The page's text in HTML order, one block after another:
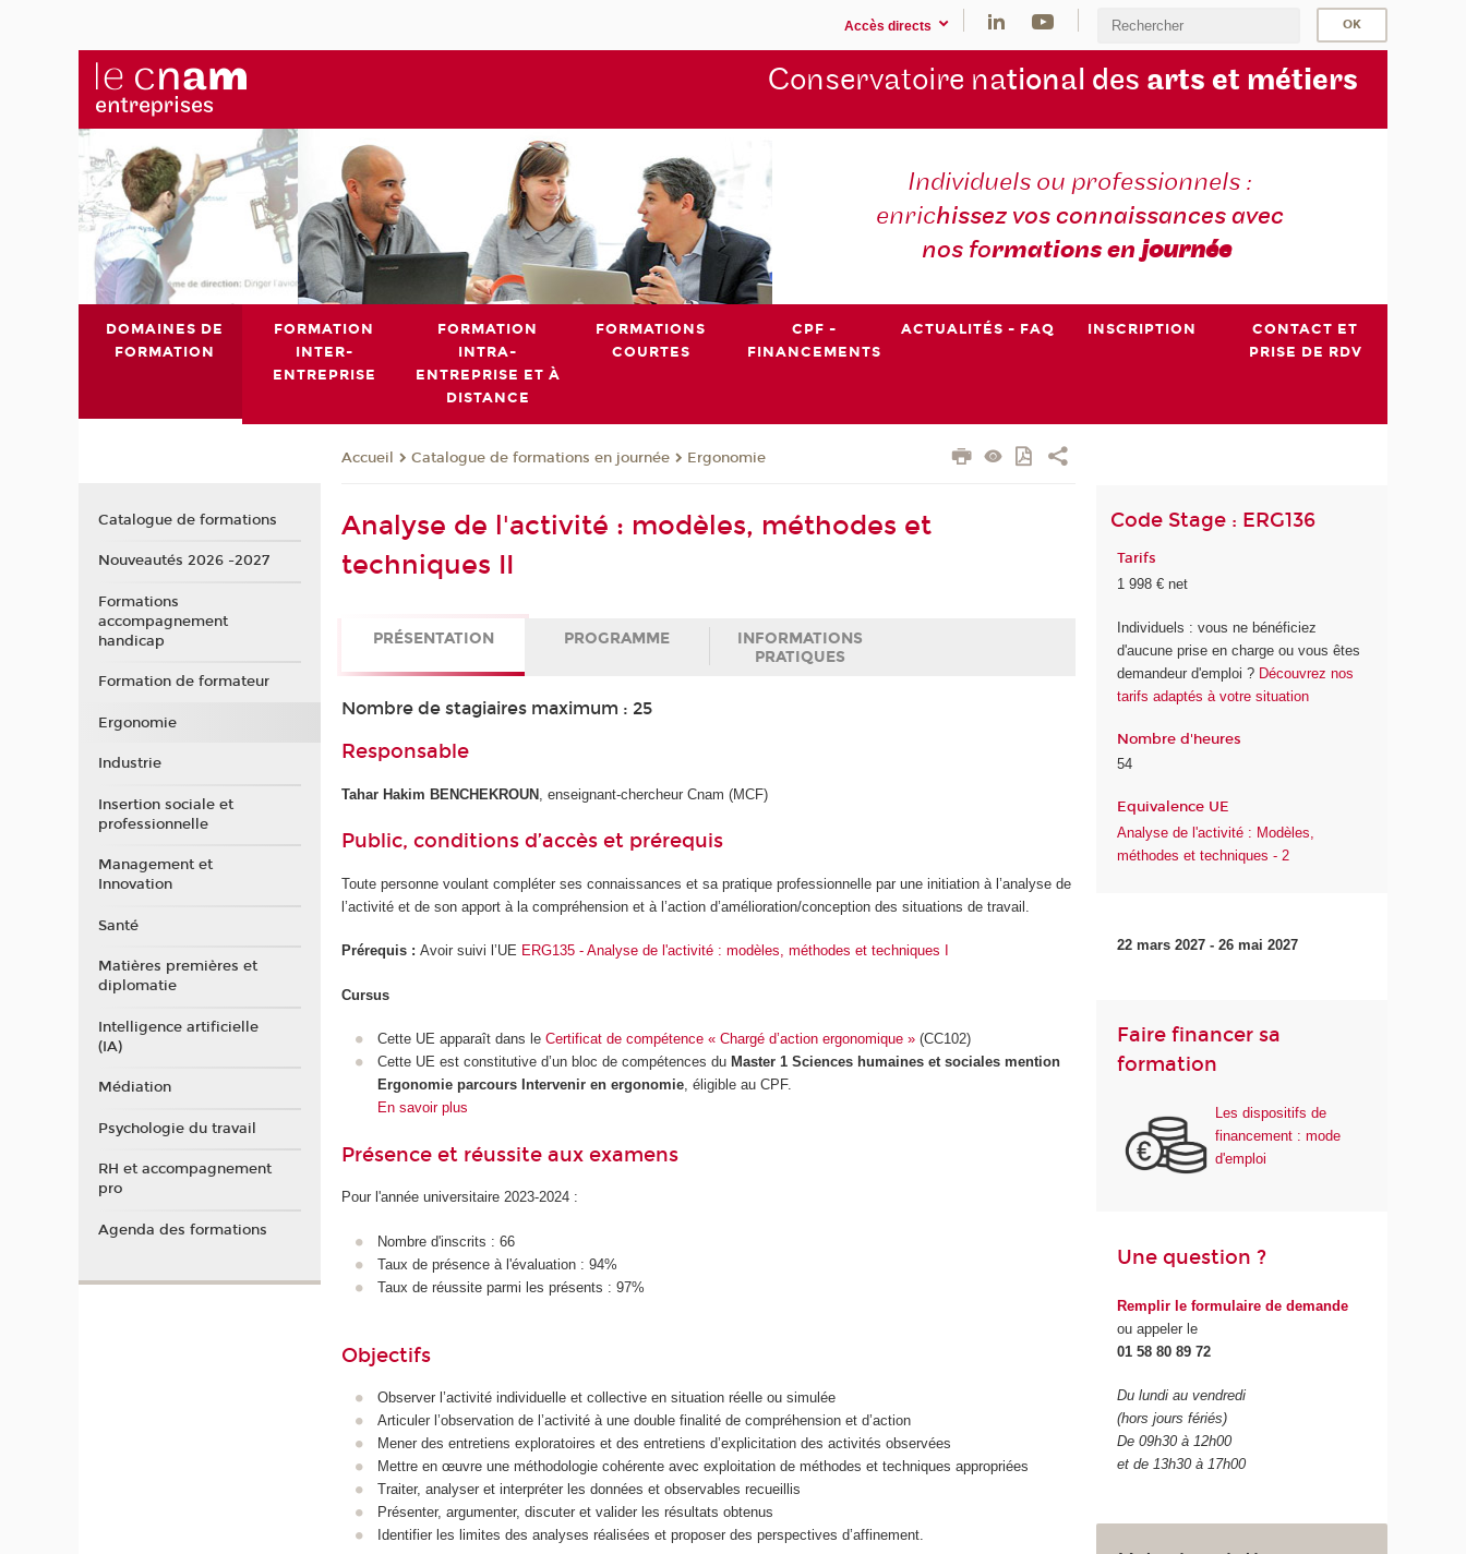
Accès directs
Conservatoire national des arts et métiers
Individuels ou professionnels :
enrichissez vos connaissances avec
nos formations enjournée
DOMAINES DE
FORMATION
FORMATION
INTER-
ENTREPRISE
FORMATION
INTRA-
ENTREPRISE ET À
DISTANCE
FORMATIONS
COURTES
CPF -
FINANCEMENTS
ACTUALITÉS - FAQ INSCRIPTION
CONTACT ET
PRISE DE RDV
Accueil Catalogue de formations en journée Ergonomie
Analyse de l'activité : modèles, méthodes et
techniques II
PRÉSENTATION PROGRAMME
INFORMATIONS
PRATIQUES
Nombre de stagiaires maximum : 25
Responsable
Tahar Hakim BENCHEKROUN , enseignant-chercheur Cnam (MCF)
Public, conditions d’accès et prérequis
Toute personne voulant compléter ses connaissances et sa pratique professionnelle par une initiation à l’analyse de
l’activité et de son apport à la compréhension et à l’action d’amélioration/conception des situations de travail.
Prérequis :Avoir suivi l’UE ERG135 - Analyse de l'activité : modèles, méthodes et techniques I
Cursus
Cette UE apparaît dans le Certificat de compétence « Chargé d’action ergonomique »(CC102)
Cette UE est constitutive d’un bloc de compétences du Master 1 Sciences humaines et sociales mention
Ergonomie parcours Intervenir en ergonomie, éligible au CPF.
En savoir plus
Présence et réussite aux examens
Pour l'année universitaire 2023-2024 :
Nombre d'inscrits : 66
Taux de présence à l'évaluation : 94%
Taux de réussite parmi les présents : 97%
Objectifs
Observer l’activité individuelle et collective en situation réelle ou simulée
Articuler l’observation de l’activité à une double finalité de compréhension et d’action
Mener des entretiens exploratoires et des entretiens d’explicitation des activités observées
Mettre en œuvre une méthodologie cohérente avec exploitation de méthodes et techniques appropriées
Traiter, analyser et interpréter les données et observables recueillis
Présenter, argumenter, discuter et valider les résultats obtenus
Identifier les limites des analyses réalisées et proposer des perspectives d’affinement.
Code Stage : ERG136
Tarifs
1 998 € net
Individuels : vous ne bénéficiez
d'aucune prise en charge ou vous êtes
demandeur d'emploi ? Découvrez nos
tarifs adaptés à votre situation
Nombre d'heures
54
Equivalence UE
Analyse de l'activité : Modèles,
méthodes et techniques - 2
22 mars 2027 - 26 mai 2027
Faire financer sa
formation
Les dispositifs de
financement : mode
d'emploi
Une question ?
Remplir le formulaire de demande
ou appeler le
01 58 80 89 72
Du lundi au vendredi
(hors jours fériés)
De 09h30 à 12h00
et de 13h30 à 17h00
Catalogue de formations
Nouveautés 2026 -2027
Formations
accompagnement
handicap
Formation de formateur
Ergonomie
Industrie
Insertion sociale et
professionnelle
Management et
Innovation
Santé
Matières premières et
diplomatie
Intelligence artificielle
(IA)
Médiation
Psychologie du travail
RH et accompagnement
pro
Agenda des formations